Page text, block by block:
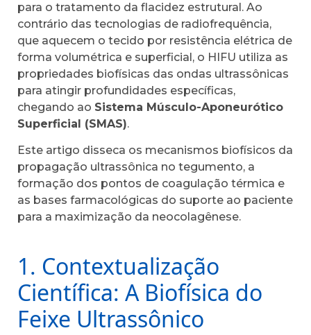
para o tratamento da flacidez estrutural. Ao
contrário das tecnologias de radiofrequência,
que aquecem o tecido por resistência elétrica de
forma volumétrica e superficial, o HIFU utiliza as
propriedades biofísicas das ondas ultrassônicas
para atingir profundidades específicas,
chegando ao Sistema Músculo-Aponeurótico
Superficial (SMAS).
Este artigo disseca os mecanismos biofísicos da
propagação ultrassônica no tegumento, a
formação dos pontos de coagulação térmica e
as bases farmacológicas do suporte ao paciente
para a maximização da neocolagênese.
1. Contextualização
Científica: A Biofísica do
Feixe Ultrassônico